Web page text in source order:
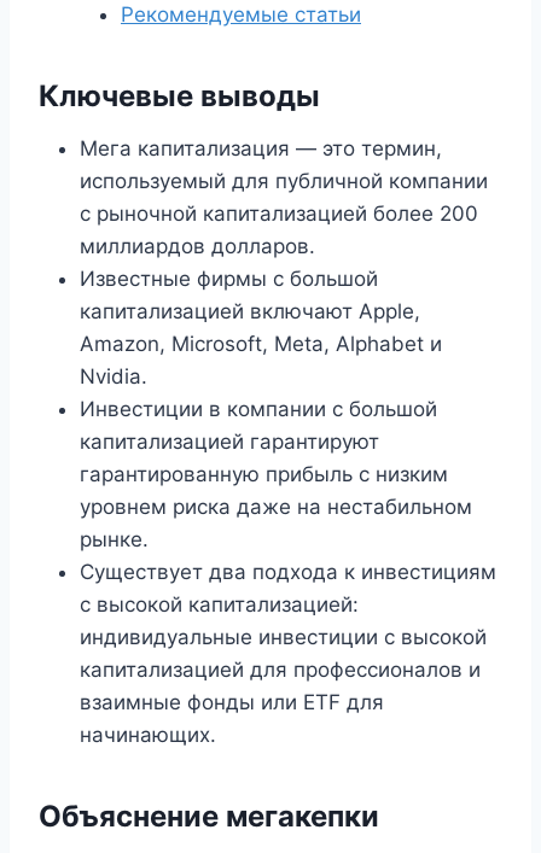
Рекомендуемые статьи
Ключевые выводы
Мега капитализация — это термин,
используемый для публичной компании
с рыночной капитализацией более 200
миллиардов долларов.
Известные фирмы с большой
капитализацией включают Apple,
Amazon, Microsoft, Meta, Alphabet и
Nvidia.
Инвестиции в компании с большой
капитализацией гарантируют
гарантированную прибыль с низким
уровнем риска даже на нестабильном
рынке.
Существует два подхода к инвестициям
с высокой капитализацией:
индивидуальные инвестиции с высокой
капитализацией для профессионалов и
взаимные фонды или ETF для
начинающих.
Объяснение мегакепки